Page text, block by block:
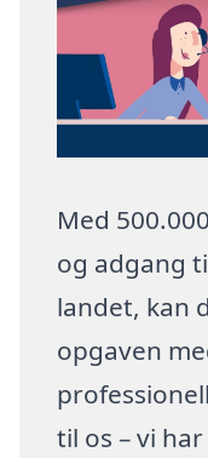
Med
og adgang
landet, kan
opgaven
til os – vi